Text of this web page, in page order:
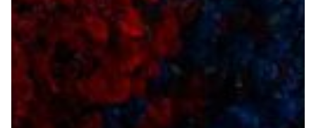
Outlet
Helan x Genoa
Isolani x Genoa
Gift Card Online Store